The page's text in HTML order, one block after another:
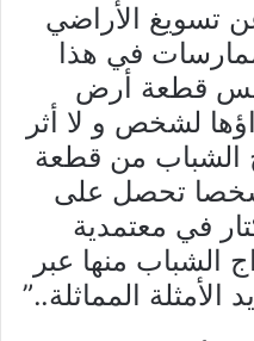
تسويغ الأراضي
في هذا
قطعة أرض
لشخص و لا أثر
الشباب من قطعة
تحصل على
800 هكتار في معتمدية
الشباب منها عبر
المماثلة..”